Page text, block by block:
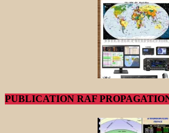
PUBLICATION RAF